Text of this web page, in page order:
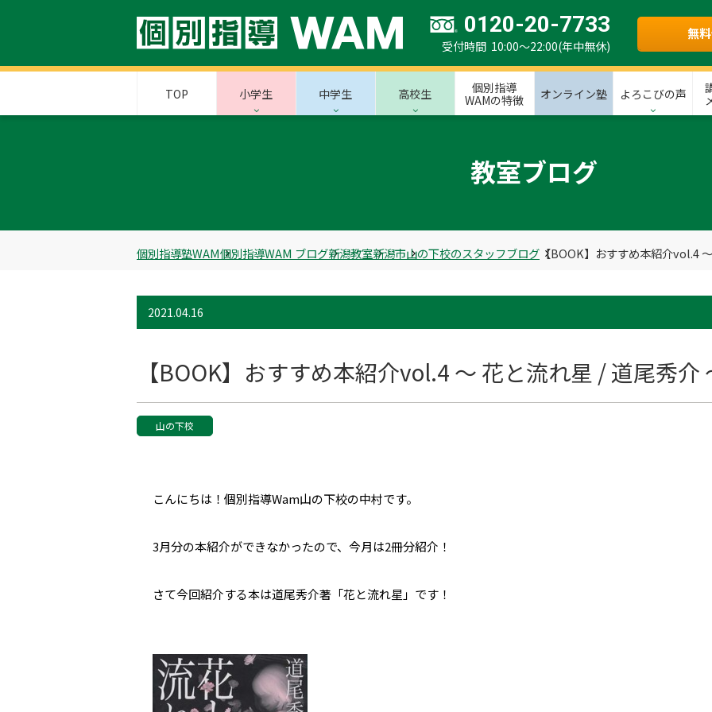
0120-20-7733
受付時間 10:00～22:00(年中無休)
無
TOP 小学生 中学生 高校生
個別指導
WAMの特徴
オンライン塾 よろこびの声
教室ブログ
個別指導塾WAM個別指導WAM ブログ新潟教室新潟市山の下校のスタッフブログ 【BOOK】おすすめ本紹介vol.4
2021.04.16
【BOOK】おすすめ本紹介vol.4 ～ 花と流れ星 / 道尾秀介
山の下校
こんにちは！個別指導Wam山の下校の中村です。
3月分の本紹介ができなかったので、今月は2冊分紹介！
さて今回紹介する本は道尾秀介著「花と流れ星」です！